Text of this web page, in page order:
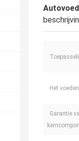
Het
Garantie